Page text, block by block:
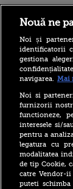
Nouă ne
Noi și
identificatorii
gestiona
navigarea. Mai
Noi si
furnizorii
functioneze,
interesele si/
pentru a
legatura cu
modalitatea
de tip Cookie,
catre Vendor-ii
puteti